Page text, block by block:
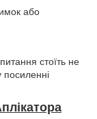
або
стоїть не
посиленні